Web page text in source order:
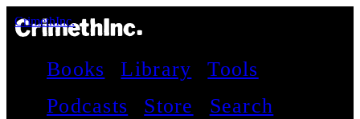
CrimethInc.
Books Library
Tools
Podcasts
Store
Search